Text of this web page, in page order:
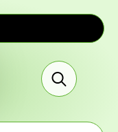
for: